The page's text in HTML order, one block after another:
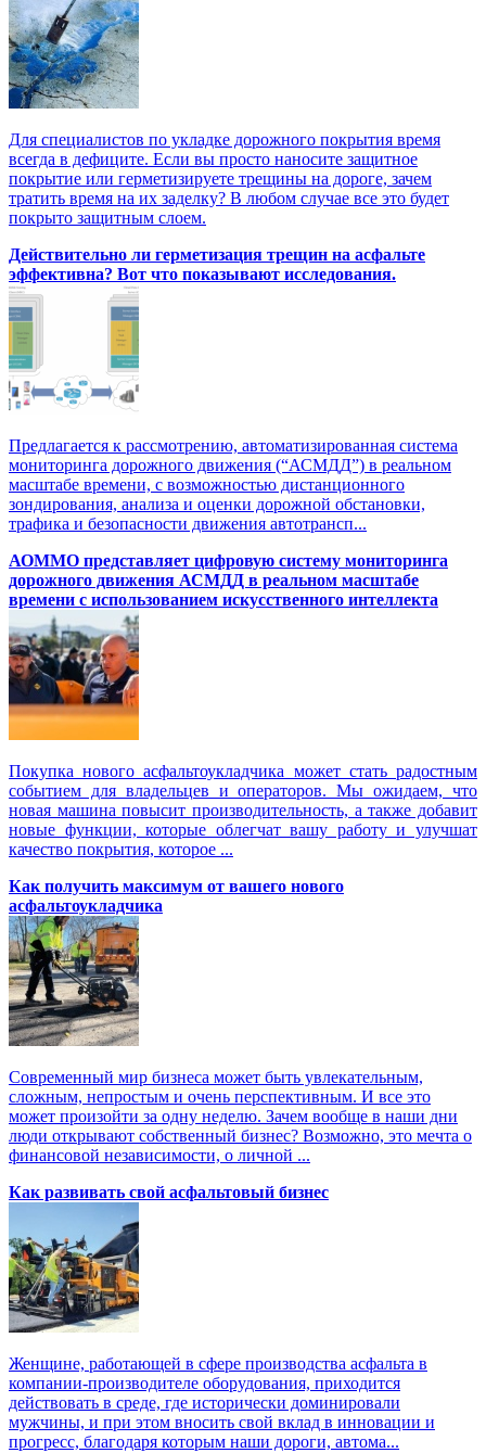
Для специалистов по укладке дорожного покрытия время
всегда в дефиците. Если вы просто наносите защитное
покрытие или герметизируете трещины на дороге, зачем
тратить время на их заделку? В любом случае все это будет
покрыто защитным слоем.
Действительно ли герметизация трещин на асфальте
эффективна? Вот что показывают исследования.
Предлагается к рассмотрению, автоматизированная система
мониторинга дорожного движения (“АСМДД”) в реальном
масштабе времени, с возможностью дистанционного
зондирования, анализа и оценки дорожной обстановки,
трафика и безопасности движения автотрансп...
АОММО представляет цифровую cистему мониторинга
дорожного движения АСМДД в реальном масштабе
времени с использованием искусственного интеллекта
Покупка нового асфальтоукладчика может стать радостным
событием для владельцев и операторов. Мы ожидаем, что
новая машина повысит производительность, а также добавит
новые функции, которые облегчат вашу работу и улучшат
качество покрытия, которое ...
Как получить максимум от вашего нового
асфальтоукладчика
Современный мир бизнеса может быть увлекательным,
сложным, непростым и очень перспективным. И все это
может произойти за одну неделю. Зачем вообще в наши дни
люди открывают собственный бизнес? Возможно, это мечта о
финансовой независимости, о личной ...
Как развивать свой асфальтовый бизнес
Женщине, работающей в сфере производства асфальта в
компании-производителе оборудования, приходится
действовать в среде, где исторически доминировали
мужчины, и при этом вносить свой вклад в инновации и
прогресс, благодаря которым наши дороги, автома...